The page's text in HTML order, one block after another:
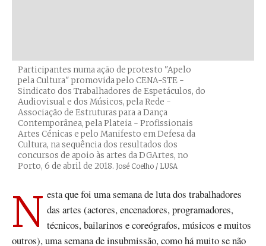
Participantes numa ação de protesto "Apelo
pela Cultura" promovida pelo CENA-STE -
Sindicato dos Trabalhadores de Espetáculos, do
Audiovisual e dos Músicos, pela Rede -
Associação de Estruturas para a Dança
Contemporânea, pela Plateia - Profissionais
Artes Cénicas e pelo Manifesto em Defesa da
Cultura, na sequência dos resultados dos
concursos de apoio às artes da DGArtes, no
Porto, 6 de abril de 2018. Créditos
José Coelho / LUSA
Nesta que foi uma semana de luta dos trabalhadores das artes (actores, encenadores, programadores,
técnicos, bailarinos e coreógrafos, músicos e muitos
outros), uma semana de insubmissão, como há muito se não